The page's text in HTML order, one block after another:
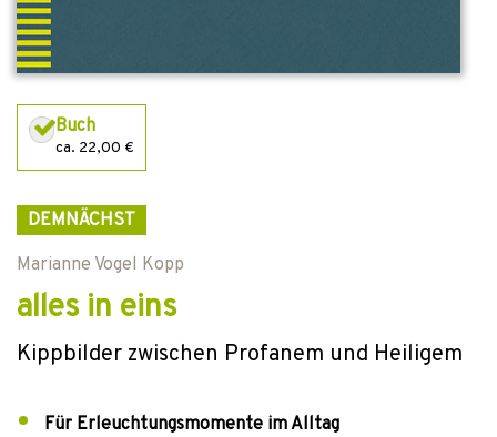
Buch
ca. 22,00 €
DEMNÄCHST
Marianne Vogel Kopp
alles in eins
Kippbilder zwischen Profanem und Heiligem
Für Erleuchtungsmomente im Alltag